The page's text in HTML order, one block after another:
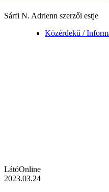
Sárfi N. Adrienn szerzői estje
Közérdekű /
LátóOnline
2023.03.24